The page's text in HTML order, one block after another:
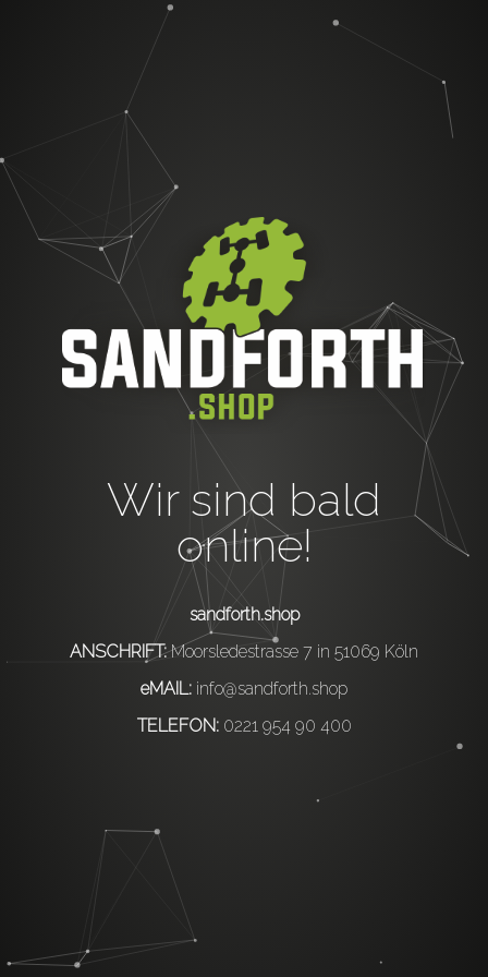
Wir sind bald
online!
sandforth.shop
ANSCHRIFT:Moorsledestrasse 7 in 51069 Köln
eMAIL: info@sandforth.shop
TELEFON: 0221 954 90 400